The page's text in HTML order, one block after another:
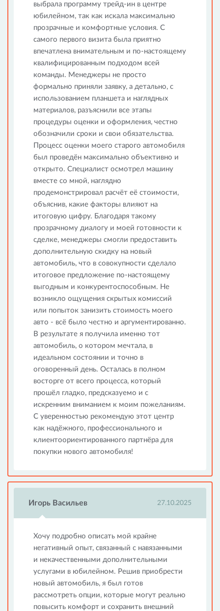
выбрала программу трейд-ин в центре
юбилейном, так как искала максимально
прозрачные и комфортные условия. С
самого первого визита была приятно
впечатлена внимательным и по-настоящему
квалифицированным подходом всей
команды. Менеджеры не просто
формально приняли заявку, а детально, с
использованием планшета и наглядных
материалов, разъяснили все этапы
процедуры оценки и оформления, честно
обозначили сроки и свои обязательства.
Процесс оценки моего старого автомобиля
был проведён максимально объективно и
открыто. Специалист осмотрел машину
вместе со мной, наглядно
продемонстрировал расчёт её стоимости,
объяснив, какие факторы влияют на
итоговую цифру. Благодаря такому
прозрачному диалогу и моей готовности к
сделке, менеджеры смогли предоставить
дополнительную скидку на новый
автомобиль, что в совокупности сделало
итоговое предложение по-настоящему
выгодным и конкурентоспособным. Не
возникло ощущения скрытых комиссий
или попыток занизить стоимость моего
авто - всё было честно и аргументированно.
В результате я получила именно тот
автомобиль, о котором мечтала, в
идеальном состоянии и точно в
оговоренный день. Осталась в полном
восторге от всего процесса, который
прошёл гладко, предсказуемо и с
искренним вниманием к моим пожеланиям.
С уверенностью рекомендую этот центр
как надёжного, профессионального и
клиентоориентированного партнёра для
покупки нового автомобиля!
Игорь Васильев 27.10.2025
Хочу подробно описать мой крайне
негативный опыт, связанный с навязанными
и некачественными дополнительными
услугами в юбилейном. Решив приобрести
новый автомобиль, я был готов
рассмотреть опции, которые могут реально
повысить комфорт и сохранить внешний